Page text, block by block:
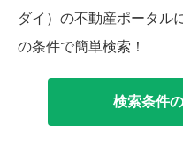
ダイ）の不動産ポータル
の条件で簡単検索！
検索条件